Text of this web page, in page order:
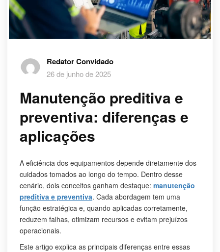
Redator Convidado
26 de junho de 2025
Manutenção preditiva e
preventiva: diferenças e
aplicações
A eficiência dos equipamentos depende diretamente dos
cuidados tomados ao longo do tempo. Dentro desse
cenário, dois conceitos ganham destaque: manutenção
preditiva e preventiva. Cada abordagem tem uma
função estratégica e, quando aplicadas corretamente,
reduzem falhas, otimizam recursos e evitam prejuízos
operacionais.
Este artigo explica as principais diferenças entre essas